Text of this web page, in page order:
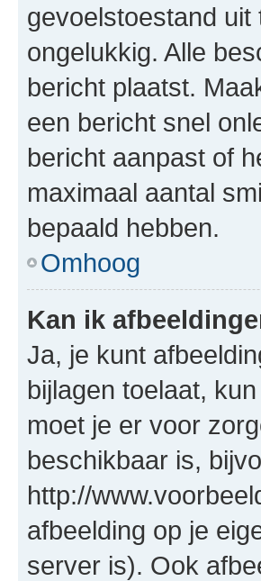
gevoelstoestand
ongelukkig. Alle
bericht plaatst.
een bericht snel
bericht aanpast of
maximaal aantal
bepaald hebben.
Omhoog
Kan ik
Ja, je kunt
bijlagen toelaat,
moet je er voor
beschikbaar is,
http://
afbeelding op je
server is). Ook